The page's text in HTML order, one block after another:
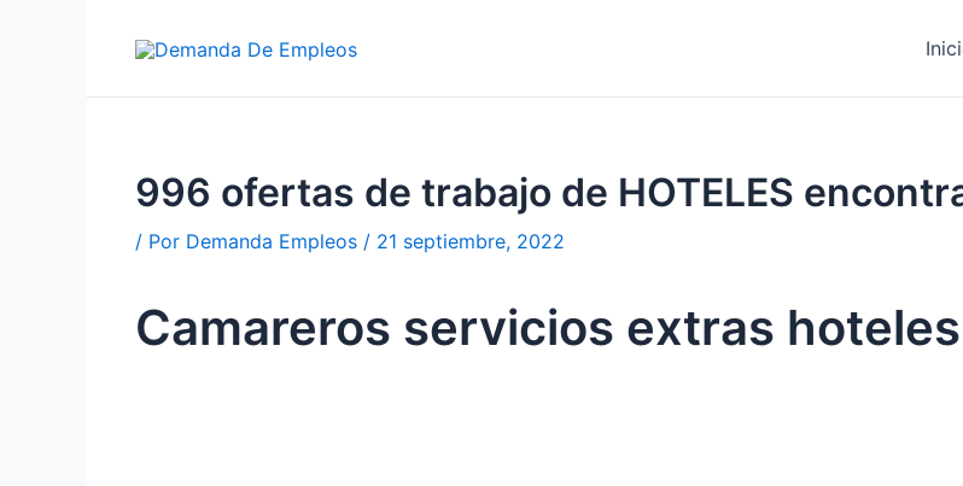
996 ofertas de trabajo de HOTELES
/ Por Demanda Empleos / 21 septiembre, 2022
Camareros servicios extras